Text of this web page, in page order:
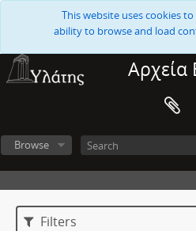
This website uses cookies
ability to browse and load
Αρχεία
Browse
Filters